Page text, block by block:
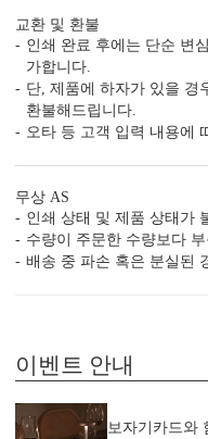
전문 사진 보정
보정 전문가가 잡티, 얼굴라
라 정밀 보정해 드리는 서비
교환 및 환불
인쇄 완료 후에는 단순 변
가합니다.
단, 제품에 하자가 있을 경
환불해드립니다.
오타 등 고객 입력 내용에
무상 AS
인쇄 상태 및 제품 상태가
수량이 주문한 수량보다
배송 중 파손 혹은 분실된
이벤트 안내
보자기카드와